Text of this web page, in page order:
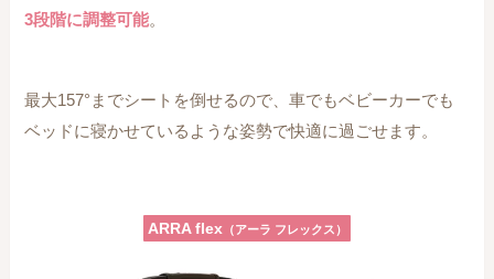
3段階に調整可能。
最大157°までシートを倒せるので、車でもベビーカーでも
ベッドに寝かせているような姿勢で快適に過ごせます。
ARRA flex（アーラ フレックス）